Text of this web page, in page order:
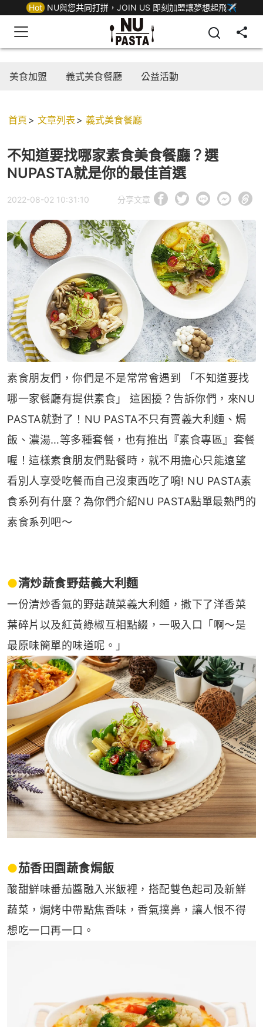
Hot NU與您共同打拼，JOIN US 即刻加盟讓夢想起飛✈
美食加盟 義式美食餐廳 公益活動
首頁 文章列表 義式美食餐廳
不知道要找哪家素食美食餐廳？選
NUPASTA就是你的最佳首選
2022-08-02 10:31:10 分享文章
素食朋友們，你們是不是常常會遇到 「不知道要找
哪一家餐廳有提供素食」 這困擾？告訴你們，來NU
PASTA就對了！NU PASTA不只有賣義大利麵、焗
飯、濃湯…等多種套餐，也有推出『素食專區』套餐
喔！這樣素食朋友們點餐時，就不用擔心只能遠望
看別人享受吃餐而自己沒東西吃了唷! NU PASTA素
食系列有什麼？為你們介紹NU PASTA點單最熱門的
素食系列吧～
●清炒蔬食野菇義大利麵
一份清炒香氣的野菇蔬菜義大利麵，撒下了洋香菜
葉碎片以及紅黃綠椒互相點綴，一吸入口「啊～是
最原味簡單的味道呢。」
●茄香田園蔬食焗飯
酸甜鮮味番茄醬融入米飯裡，搭配雙色起司及新鮮
蔬菜，焗烤中帶點焦香味，香氣撲鼻，讓人恨不得
想吃一口再一口。